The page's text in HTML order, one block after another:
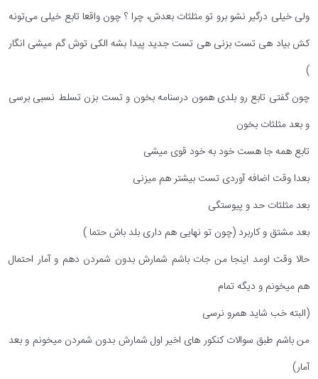
ولی خیلی درگیر نشو برو تو مثلثات بعدش، چرا ؟ چون واقعا تابع خیلی می‌تونه
کش بیاد هی تست بزنی هی تست جدید پیدا بشه الکی توش گم میشی انگار
)
چون گفتی تابع رو بلدی همون درسنامه بخون و تست بزن تسلط نسبی برسی
و بعد مثلثات بخون
تابع همه جا هست خود به خود قوی میشی
بعدا وقت اضافه آوردی تست بیشتر هم میزنی
بعد مثلثات حد و پیوستگی
بعد مشتق و کاربرد (چون تو نهایی هم داری بلد باش حتما )
حالا وقت اومد اینجا من جات باشم شمارش بدون شمردن دهم و آمار احتمال
هم میخونم و دیگه تمام
(البته خب شاید همرو نرسی
من باشم طبق سوالات کنکور های اخیر اول شمارش بدون شمردن میخونم و بعد
آمار)